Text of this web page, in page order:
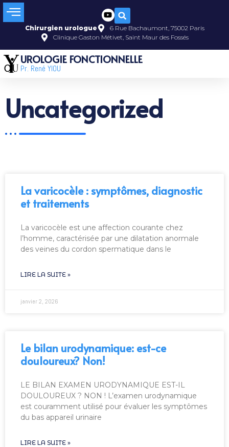
Chirurgien urologue
6 Rue Bachaumont, 75002 Paris
Clinique Gaston Métivet, Saint Maur des Fossés
UROLOGIE FONCTIONNELLE
Pr. René YIOU
Uncategorized
La varicocèle : symptômes, diagnostic
et traitements
La varicocèle est une affection courante chez
l’homme, caractérisée par une dilatation anormale
des veines du cordon spermatique dans le
LIRE LA SUITE »
janvier 2, 2026
Le bilan urodynamique: est-ce
douloureux? Non!
LE BILAN EXAMEN URODYNAMIQUE EST-IL
DOULOUREUX ? NON ! L’examen urodynamique
est couramment utilisé pour évaluer les symptômes
du bas appareil urinaire
LIRE LA SUITE »